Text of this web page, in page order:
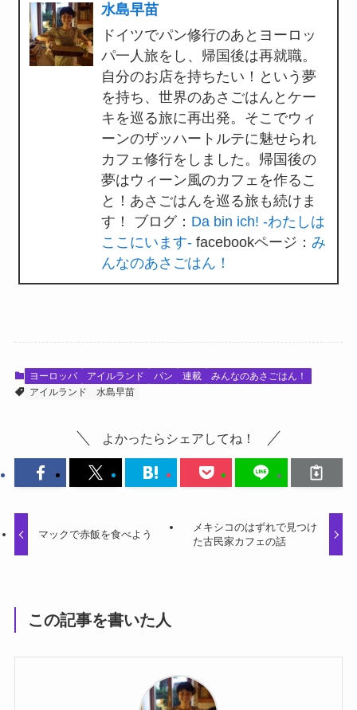
水島早苗
ドイツでパン修行のあとヨーロッ
パ一人旅をし、帰国後は再就職。
自分のお店を持ちたい！という夢
を持ち、世界のあさごはんとケー
キを巡る旅に再出発。そこでウィ
ーンのザッハートルテに魅せられ
カフェ修行をしました。帰国後の
夢はウィーン風のカフェを作るこ
と！あさごはんを巡る旅も続けま
す！ ブログ： Da bin ich! -わたしは
ここにいます-facebookページ： み
んなのあさごはん！
ヨーロッパ アイルランド パン 連載
みんなのあさごはん！
アイルランド
水島早苗
よかったらシェアしてね！
マックで赤飯を食べよう
メキシコのはずれで見つけ
た古民家カフェの話
この記事を書いた人